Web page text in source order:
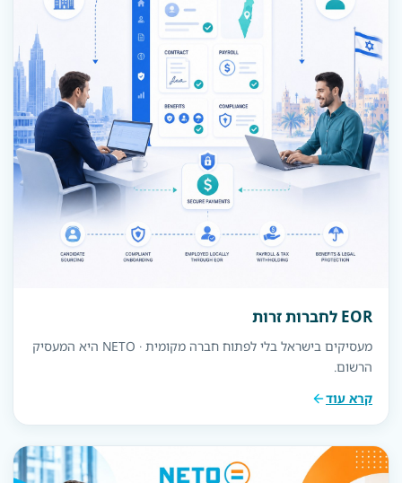
EOR לחברות זרות
מעסיקים בישראל בלי לפתוח חברה מקומית · NETO היא המעסיק
הרשום.
קרא עוד